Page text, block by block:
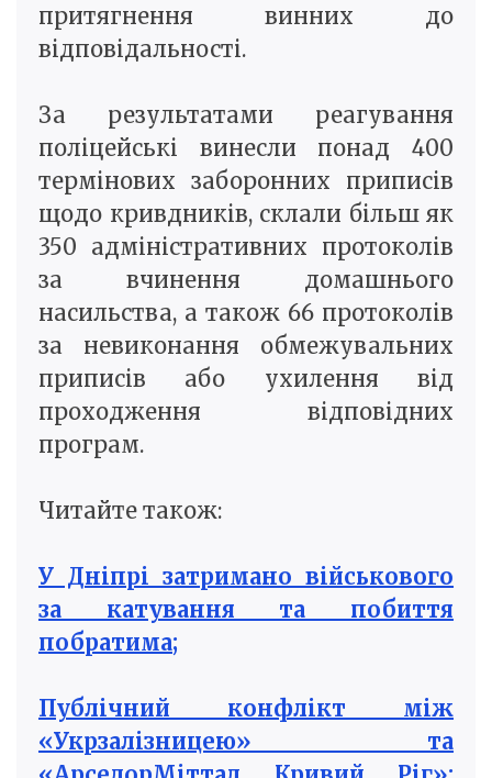
притягнення винних до
відповідальності.
За результатами реагування
поліцейські винесли понад 400
термінових заборонних приписів
щодо кривдників, склали більш як
350 адміністративних протоколів
за вчинення домашнього
насильства, а також 66 протоколів
за невиконання обмежувальних
приписів або ухилення від
проходження відповідних
програм.
Читайте також:
У Дніпрі затримано військового
за катування та побиття
побратима;
Публічний конфлікт між
«Укрзалізницею» та